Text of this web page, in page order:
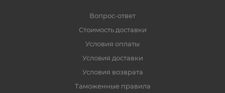
Вопрос-ответ
Стоимость доставки
Условия оплаты
Условия доставки
Условия возврата
Таможенные правила